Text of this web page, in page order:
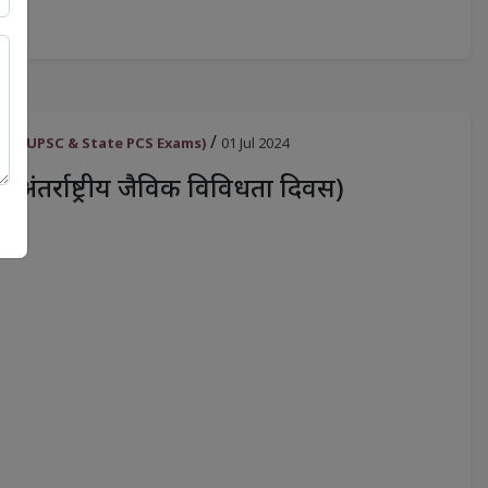
UPSC & State PCS Exams) / 01 Jul 2024
जैविक विविधता दिवस)